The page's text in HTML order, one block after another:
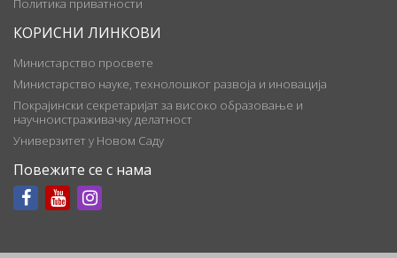
Политика приватности
КОРИСНИ ЛИНКОВИ
Министарство просвете
Министарство науке, технолошког развоја и иновација
Покрајински секретаријат за високо образовање и
научноистраживачку делатност
Универзитет у Новом Саду
Повежите се с нама